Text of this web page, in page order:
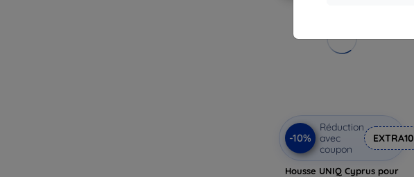
-10%
Réduction
avec
coupon
EXTRA10
Housse UNIQ Cyprus pour